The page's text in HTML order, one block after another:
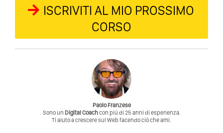
ISCRIVITI AL MIO PROSSIMO
CORSO
Paolo Franzese
Sono un Digital Coachcon piú di 25 anni di esperienza.
Ti aiuto a crescere sul Web facendo ció che ami.